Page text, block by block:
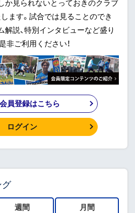
か見られないとっておきのクラブ
ます。試合では見ることのでき
解説、特別インタビューなど盛り
非ご利用ください！
員登録はこちら
ログイン
週間 月間